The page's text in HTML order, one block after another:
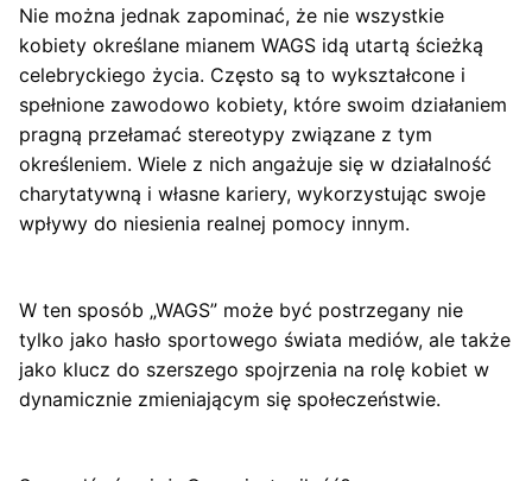
Nie można jednak zapominać, że nie wszystkie
kobiety określane mianem WAGS idą utartą ścieżką
celebryckiego życia. Często są to wykształcone i
spełnione zawodowo kobiety, które swoim działaniem
pragną przełamać stereotypy związane z tym
określeniem. Wiele z nich angażuje się w działalność
charytatywną i własne kariery, wykorzystując swoje
wpływy do niesienia realnej pomocy innym.
W ten sposób „WAGS” może być postrzegany nie
tylko jako hasło sportowego świata mediów, ale także
jako klucz do szerszego spojrzenia na rolę kobiet w
dynamicznie zmieniającym się społeczeństwie.